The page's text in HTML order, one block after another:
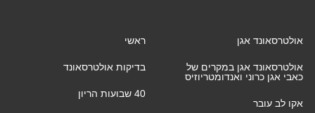
אולטרסאונד אגן
אולטרסאונד אגן במקרים של
כאבי אגן כרוני ואנדומטריוזיס
אקו לב עובר
ראשי
בדיקות אולטרסאונד
40 שבועות הריון